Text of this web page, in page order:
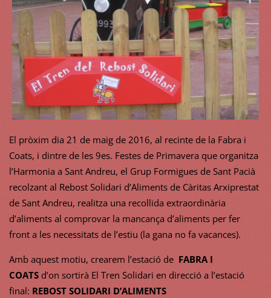
El pròxim dia 21 de maig de 2016, al recinte de la Fabra i
Coats, i dintre de les 9es. Festes de Primavera que organitza
l’Harmonia a Sant Andreu, el Grup Formigues de Sant Pacià
recolzant al Rebost Solidari d’Aliments de Càritas Arxiprestat
de Sant Andreu, realitza una recollida extraordinària
d’aliments al comprovar la mancança d’aliments per fer
front a les necessitats de l’estiu (la gana no fa vacances).
Amb aquest motiu, crearem l’estació de FABRA I
COATSd’on sortirà El Tren Solidari en direcció a l’estació
final: REBOST SOLIDARI D’ALIMENTS